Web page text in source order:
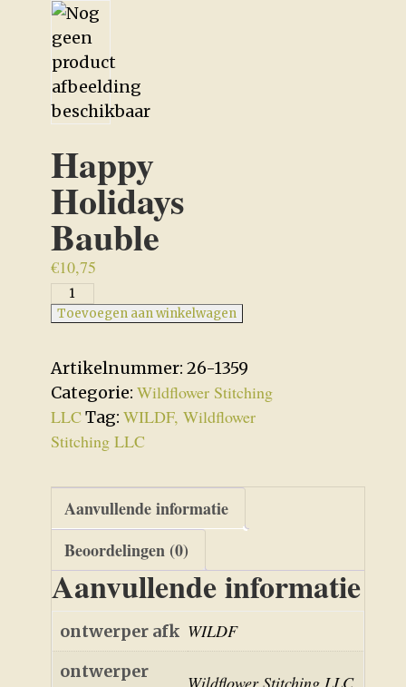
Happy
Holidays
Bauble
€10,75
Happy
Holidays
aantal
Toevoegen aan winkelwagen
Artikelnummer: 26-1359
Categorie: Wildflower Stitching
LLC Tag: WILDF, Wildflower
Stitching LLC
Aanvullende informatie
Beoordelingen (0)
Aanvullende informatie
ontwerper afk WILDF
ontwerper